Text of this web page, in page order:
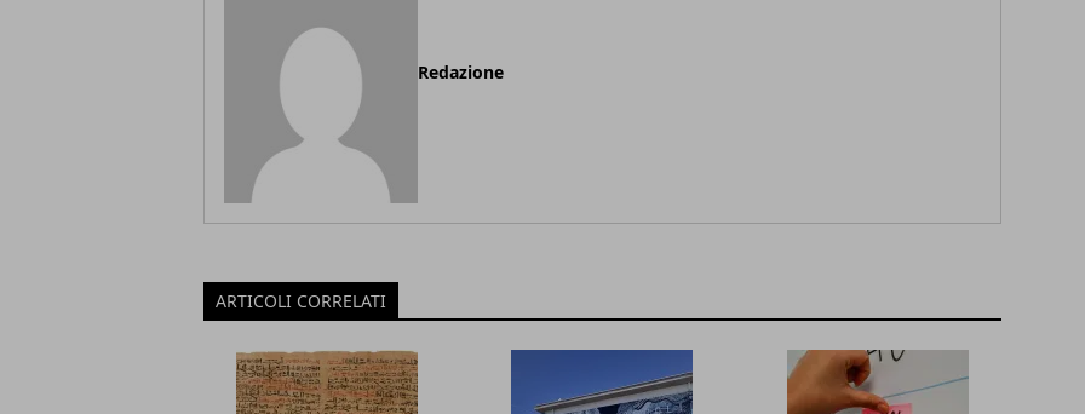
Redazione
ARTICOLI CORRELATI